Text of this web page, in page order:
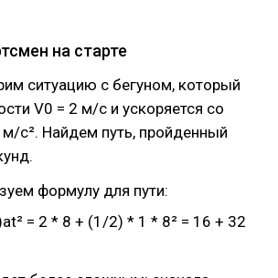
на старте
ситуацию с бегуном, который
V0 = 2 м/с и ускоряется со
c². Найдем путь, пройденный
формулу для пути:
= 2 * 8 + (1/2) * 1 * 8² = 16 + 32